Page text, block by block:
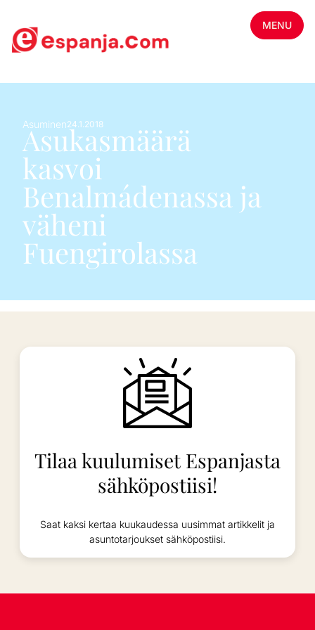
MENU
Asuminen24.1.2018
Asukasmäärä
kasvoi
Benalmádenassa ja
väheni
Fuengirolassa
Tilaa kuulumiset Espanjasta
sähköpostiisi!
Saat kaksi kertaa kuukaudessa uusimmat artikkelit ja
asuntotarjoukset sähköpostiisi.